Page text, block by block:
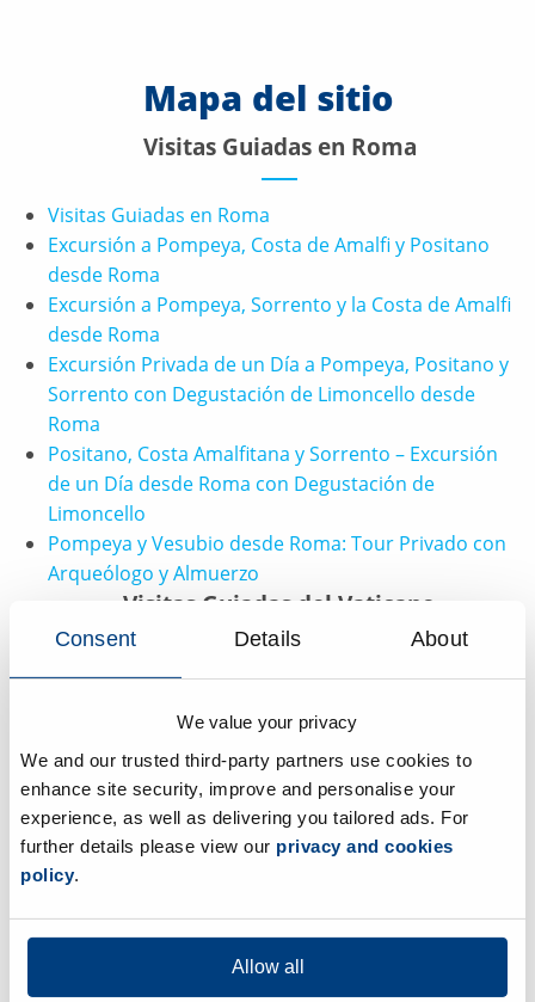
Consent Details About
We value your privacy
We and our trusted third-party partners use cookies to
enhance site security, improve and personalise your
experience, as well as delivering you tailored ads. For
further details please view our privacy and cookies
policy.
Allow all
Mapa del sitio
Visitas Guiadas en Roma
Visitas Guiadas en Roma
Excursión a Pompeya, Costa de Amalfi y Positano
desde Roma
Excursión a Pompeya, Sorrento y la Costa de Amalfi
desde Roma
Excursión Privada de un Día a Pompeya, Positano y
Sorrento con Degustación de Limoncello desde
Roma
Positano, Costa Amalfitana y Sorrento – Excursión
de un Día desde Roma con Degustación de
Limoncello
Pompeya y Vesubio desde Roma: Tour Privado con
Arqueólogo y Almuerzo
Visitas Guiadas del Vaticano
Visitas Guiadas del Vaticano
Tours en Venecia
Tours en Venecia
Palacio Ducal y Basílica de San Marcos: Tour
Guiado con Acceso Prioritario
Tour Guiado por Murano y Burano con
Demostraciones de Vidrio y Encaje
Tours por Nápoles